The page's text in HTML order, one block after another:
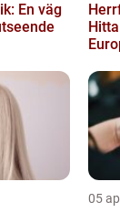
En väg
05